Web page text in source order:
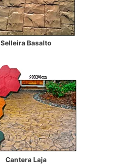
Selleira Basalto
Cantera Laja